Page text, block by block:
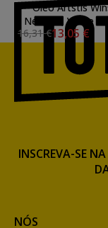
Oleo Artstis
Newton, Verde
37 ml.
16,31 €13,05 €
NÓS
INSCREVA-SE